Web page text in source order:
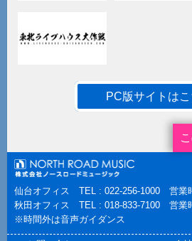
PC版サイトはこ
仙台オフィス TEL : 022-256-1000 営業
秋田オフィス TEL : 018-833-7100 営業
※時間外は音声ガイダンス